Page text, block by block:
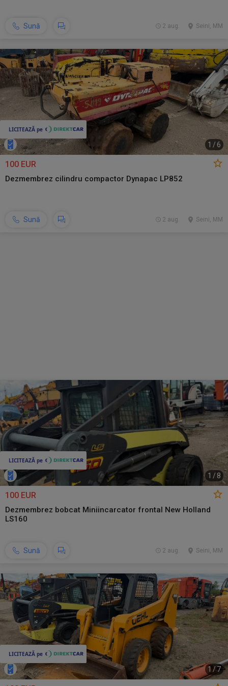
Sună Seini, MM
2 aug.
1 /6
100 EUR
Dezmembrez cilindru compactor Dynapac LP852
Sună Seini, MM
2 aug.
1 / 8
100 EUR
Dezmembrez bobcat Miniincarcator frontal New Holland
LS160
Sună Seini, MM
2 aug.
1/7